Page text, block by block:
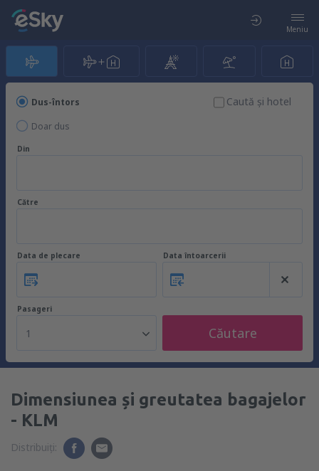
Meniu
Dus-întors
Doar dus
Caută şi hotel
Din
Către
Data de plecare Data întoarcerii
Pasageri
1 Căutare
Dimensiunea și greutatea bagajelor
- KLM
Distribuiți: